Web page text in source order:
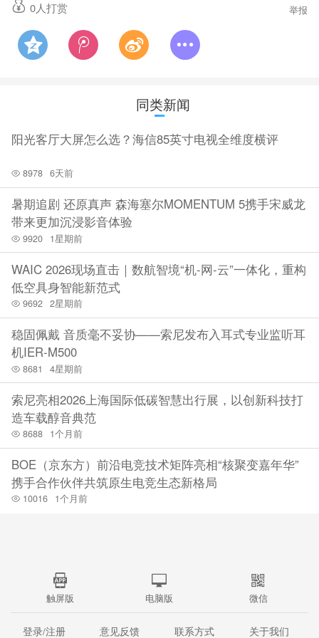
0人打赏 举报
同类新闻
阳光客厅大屏怎么选？海信85英寸电视全维度横评
8978 6天前
暑期追剧 还原真声 森海塞尔MOMENTUM 5携手宋威龙
带来更加沉浸影音体验
9920 1星期前
WAIC 2026现场直击｜数航智境“机-网-云”一体化，重构
低空具身智能新范式
9692 2星期前
稳固佩戴 音质毫不妥协——索尼发布入耳式专业监听耳
机IER-M500
8681 4星期前
索尼亮相2026上海国际低碳智慧出行展，以创新科技打
造车载醇音典范
8688 1个月前
BOE（京东方）前沿电竞技术矩阵亮相“核聚变嘉年华”
携手合作伙伴共筑原生电竞生态新格局
10016 1个月前
触屏版 电脑版 微信
登录/注册 意见反馈 联系方式 关于我们